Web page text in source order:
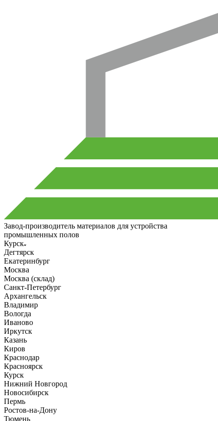
Завод-производитель материалов для устройства
промышленных полов
Курск
Дегтярск
Екатеринбург
Москва
Москва (склад)
Санкт-Петербург
Архангельск
Владимир
Вологда
Иваново
Иркутск
Казань
Киров
Краснодар
Красноярск
Курск
Нижний Новгород
Новосибирск
Пермь
Ростов-на-Дону
Тюмень